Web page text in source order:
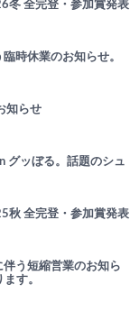
冬 全完登・参加賞発表
時休業のお知らせ。
知らせ
グッぼる。話題のシュ
秋 全完登・参加賞発表
伴う短縮営業のお知ら
す。